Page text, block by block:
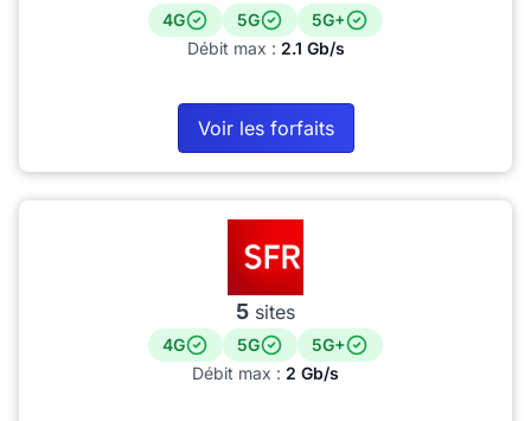
4G 5G
5G+
Débit max : 2.1 Gb/s
Voir les forfaits
5 sites
4G 5G
5G+
Débit max : 2 Gb/s